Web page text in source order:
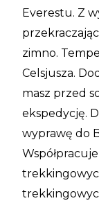
Everestu. Z
zimno.
Celsjusza.
masz przed
ekspedycję.
wyprawę do